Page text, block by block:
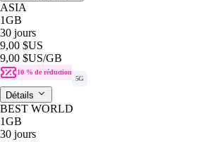
ASIA
1GB
30 jours
9,00 $US
9,00 $US/GB
10 % de réduction
5G
Détails
BEST WORLD
1GB
30 jours